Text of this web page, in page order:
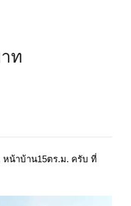
ท
หน้าบ้าน15ตร.ม. ครับ ที่